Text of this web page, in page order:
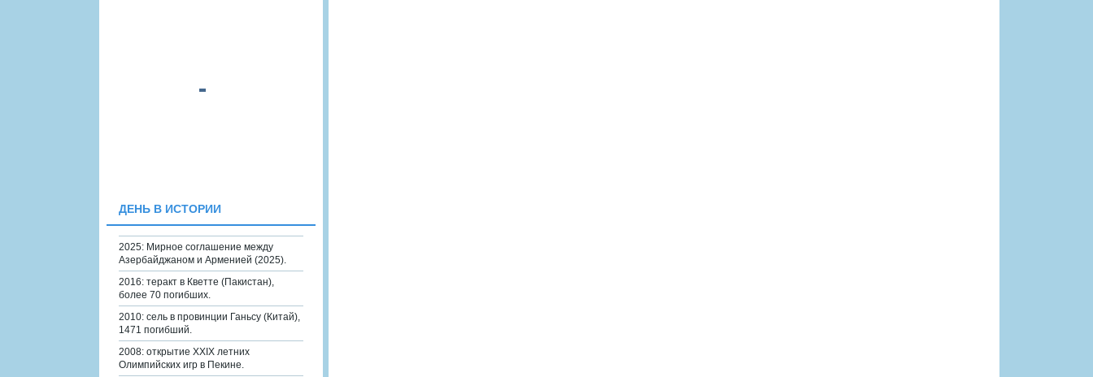
ДЕНЬ В ИСТОРИИ
2025: Мирное соглашение между
Азербайджаном и Арменией (2025).
2016: теракт в Кветте (Пакистан),
более 70 погибших.
2010: сель в провинции Ганьсу (Китай),
1471 погибший.
2008: открытие XXIX летних
Олимпийских игр в Пекине.